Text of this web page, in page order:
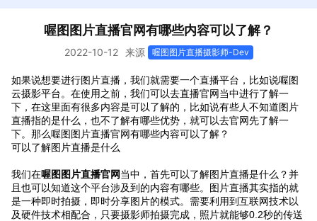
短视频直播案例
AI行业大模型
喔图Skill
影像人才
专题微站
喔图图片直播官网有哪些内容可以了解？
2022-10-12 来源 喔图图片直播摄影师-Dev
如果说想要进行图片直播，我们就需要一个直播平台，比如说喔图
云摄影平台。在使用之前，我们可以去直播官网当中进行了解一
下，在这里面有很多内容是可以了解的，比如说有些人不知道图片
直播指的是什么，也不了解有哪些优势，就可以去官网先了解一
下。那么喔图图片直播官网有哪些内容可以了解？
可以了解图片直播是什么
我们在喔图图片直播官网当中，首先可以了解图片直播是什么？并
且也可以知道这个平台涉及到的内容有哪些。图片直播其实指的就
是一种即时拍摄，即时分享图片的模式。需要利用到互联网技术以
及硬件技术相配合，只要摄影师拍摄完成，照片就能够0.2秒的传送